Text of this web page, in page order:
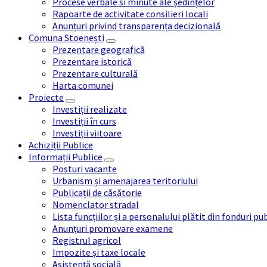
Rapoarte de activitate consilieri locali
Anunțuri privind transparența decizională
Comuna Stoenești
Prezentare geografică
Prezentare istorică
Prezentare culturală
Harta comunei
Proiecte
Investiții realizate
Investiții în curs
Investiții viitoare
Achiziții Publice
Informații Publice
Posturi vacante
Urbanism și amenajarea teritoriului
Publicații de căsătorie
Nomenclator stradal
Lista funcțiilor și a personalului plătit din fonduri
Anunțuri promovare examene
Registrul agricol
Impozite și taxe locale
Asistență socială